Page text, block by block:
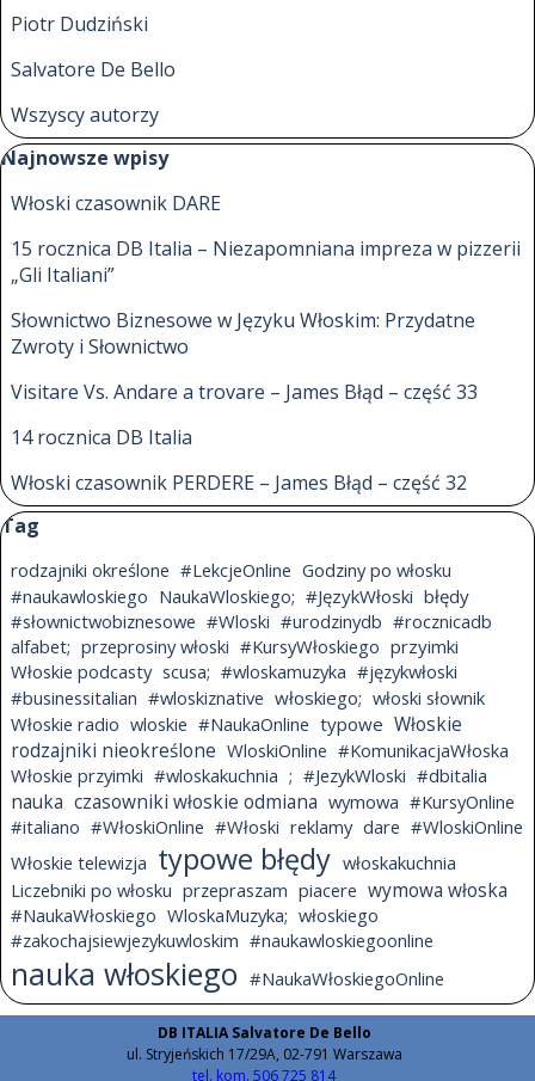
Piotr Dudziński
Salvatore De Bello
Wszyscy autorzy
Pomiń blok Najnowsze wpisy
Najnowsze wpisy
Włoski czasownik DARE
15 rocznica DB Italia – Niezapomniana impreza w pizzerii
„Gli Italiani”
Słownictwo Biznesowe w Języku Włoskim: Przydatne
Zwroty i Słownictwo
Visitare Vs. Andare a trovare – James Błąd – część 33
14 rocznica DB Italia
Włoski czasownik PERDERE – James Błąd – część 32
Pomiń blok Tag
Tag
rodzajniki określone #LekcjeOnline Godziny po włosku
#naukawloskiego NaukaWloskiego; #JęzykWłoski błędy
#słownictwobiznesowe #Wloski #urodzinydb #rocznicadb
alfabet; przeprosiny włoski #KursyWłoskiego przyimki
Włoskie podcasty scusa; #wloskamuzyka #językwłoski
#businessitalian #wloskiznative włoskiego; włoski słownik
Włoskie radio wloskie #NaukaOnline typowe Włoskie
rodzajniki nieokreślone WloskiOnline #KomunikacjaWłoska
Włoskie przyimki #wloskakuchnia ; #JezykWloski #dbitalia
nauka czasowniki włoskie odmiana wymowa #KursyOnline
#italiano #WłoskiOnline #Włoski reklamy dare #WloskiOnline
Włoskie telewizja typowe błędy włoskakuchnia
Liczebniki po włosku przepraszam piacere wymowa włoska
#NaukaWłoskiego WloskaMuzyka; włoskiego
#zakochajsiewjezykuwloskim #naukawloskiegoonline
nauka włoskiego #NaukaWłoskiegoOnline
DB ITALIA Salvatore De Bello
ul. Stryjeńskich 17/29A, 02-791 Warszawa
tel. kom. 506 725 814